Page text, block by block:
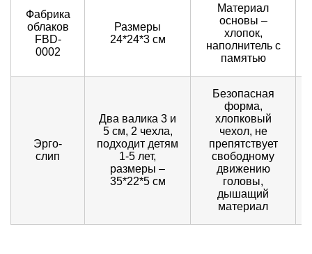
Фабрика
облаков
FBD-
0002
Размеры
24*24*3 см
Материал
основы –
хлопок,
наполнитель с
памятью
Эрго-
слип
Два валика 3 и
5 см, 2 чехла,
подходит детям
1-5 лет,
размеры –
35*22*5 см
Безопасная
форма,
хлопковый
чехол, не
препятствует
свободному
движению
головы,
дышащий
материал